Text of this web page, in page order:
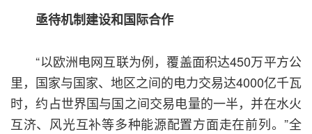
亟待机制建设和国际合作
“以欧洲电网互联为例，覆盖面积达450万平方公
里，国家与国家、地区之间的电力交易达4000亿千瓦
时，约占世界国与国之间交易电量的一半，并在水火
互济、风光互补等多种能源配置方面走在前列。”全